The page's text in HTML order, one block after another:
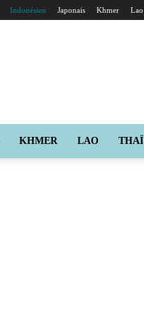
Indonésien Japonais Khmer Lao
KHMER LAO THAÏ